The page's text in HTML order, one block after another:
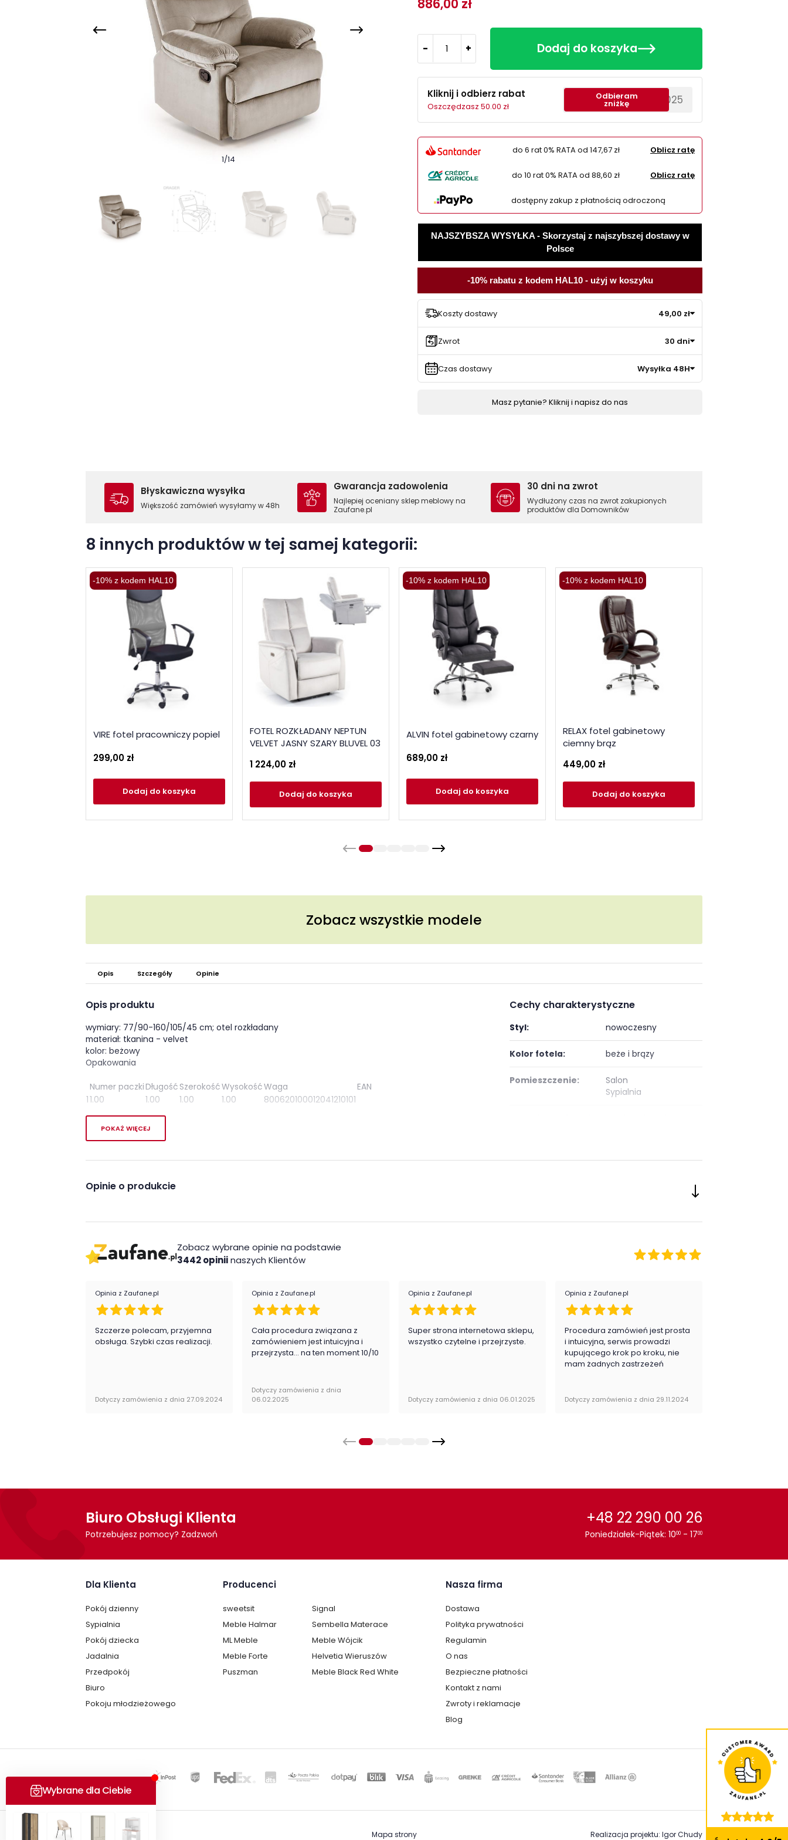
1/14
886,00 zł
- + Dodaj do koszyka
Kliknij i odbierz rabat
Oszczędzasz 50.00 zł ********EWS2025
Odbieram
zniżkę
do 6 rat 0% RATA od 147,67 zł Oblicz ratę
do 10 rat 0% RATA od 88,60 zł Oblicz ratę
dostępny zakup z płatnością odroczoną
NAJSZYBSZA WYSYŁKA - Skorzystaj z najszybszej dostawy w
Polsce
-10% rabatu z kodem HAL10 - użyj w koszyku
Koszty dostawy 49,00 zł
Zwrot 30 dni
Czas dostawy Wysyłka 48H
Masz pytanie? Kliknij i napisz do nas
Błyskawiczna wysyłka
Większość zamówień wysyłamy w 48h
Gwarancja zadowolenia
Najlepiej oceniany sklep meblowy na
Zaufane.pl
30 dni na zwrot
Wydłużony czas na zwrot zakupionych
produktów dla Domowników
8 innych produktów w tej samej kategorii:
-10% z kodem HAL10
VIRE fotel pracowniczy popiel
299,00 zł
Dodaj do koszyka
FOTEL ROZKŁADANY NEPTUN
VELVET JASNY SZARY BLUVEL 03
1 224,00 zł
Dodaj do koszyka
-10% z kodem HAL10
ALVIN fotel gabinetowy czarny
689,00 zł
Dodaj do koszyka
-10% z kodem HAL10
RELAX fotel gabinetowy
ciemny brąz
449,00 zł
Dodaj do koszyka
Zobacz wszystkie modele
Opis Szczegóły Opinie
Opis produktu
wymiary: 77/90-160/105/45 cm; otel rozkładany
materiał: tkanina - velvet
kolor: beżowy
Opakowania
Numer paczkiDługość SzerokośćWysokośćWaga
EAN
11.00 1.00 1.00 1.00 800620100012041210101
Cechy charakterystyczne
Styl: nowoczesny
Kolor fotela: beże i brązy
Pomieszczenie:
Salon
Sypialnia
POKAŻ WIĘCEJ
Opinie o produkcie
Zobacz wybrane opinie na podstawie
3442 opiniinaszych Klientów
Opinia z Zaufane.pl
Szczerze polecam, przyjemna
obsługa. Szybki czas realizacji.
Dotyczy zamówienia z dnia 27.09.2024
Opinia z Zaufane.pl
Cała procedura związana z
zamówieniem jest intuicyjna i
przejrzysta... na ten moment 10/10
Dotyczy zamówienia z dnia
06.02.2025
Opinia z Zaufane.pl
Super strona internetowa sklepu,
wszystko czytelne i przejrzyste.
Dotyczy zamówienia z dnia 06.01.2025
Opinia z Zaufane.pl
Procedura zamówień jest prosta
i intuicyjna, serwis prowadzi
kupującego krok po kroku, nie
mam żadnych zastrzeżeń
Dotyczy zamówienia z dnia 29.11.2024
Biuro Obsługi Klienta
Potrzebujesz pomocy? Zadzwoń
+48 22 290 00 26
Poniedziałek-Piątek: 1000 - 1700
Dla Klienta
Pokój dzienny
Sypialnia
Pokój dziecka
Jadalnia
Przedpokój
Biuro
Pokoju młodzieżowego
Producenci
sweetsit
Signal
Meble Halmar
Sembella Materace
ML Meble
Meble Wójcik
Meble Forte
Helvetia Wieruszów
Puszman
Meble Black Red White
Nasza firma
Dostawa
Polityka prywatności
Regulamin
O nas
Bezpieczne płatności
Kontakt z nami
Zwroty i reklamacje
Blog
Copyright © 2025 Mapa strony Realizacja projektu: Igor Chudy